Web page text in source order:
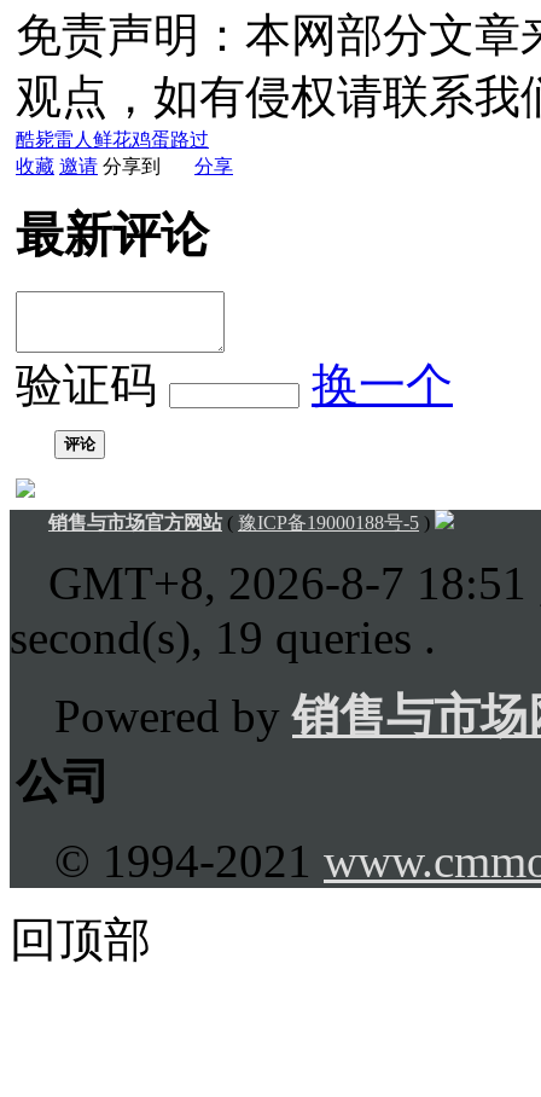
免责声明：本网部分文
观点，如有侵权请联系我
酷毙雷人 鲜花鸡蛋路过
收藏 邀请 分享到 分享
最新评论
验证码 换一个
评论
销售与市场官方网站( 豫ICP备19000188号-5 )
GMT+8, 2026-8-7 18:51
second(s), 19 queries .
Powered by销售与市场
公司
© 1994-2021
回顶部